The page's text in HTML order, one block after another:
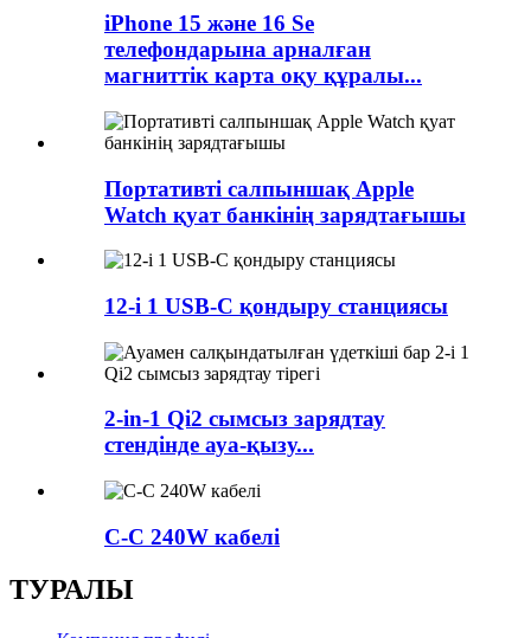
iPhone 15 және 16 Se
телефондарына арналған
магниттік карта оқу құралы...
Портативті салпыншақ Apple
Watch қуат банкінің зарядтағышы
12-і 1 USB-C қондыру станциясы
2-in-1 Qi2 сымсыз зарядтау
стендінде ауа-қызу...
C-C 240W кабелі
ТУРАЛЫ